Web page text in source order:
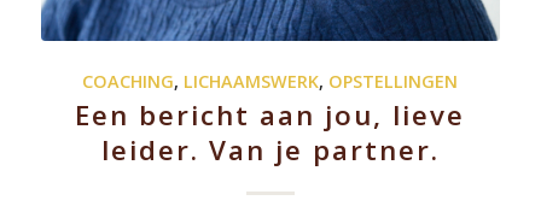
COACHING, LICHAAMSWERK, OPSTELLINGEN
Een bericht aan jou, lieve
leider. Van je partner.